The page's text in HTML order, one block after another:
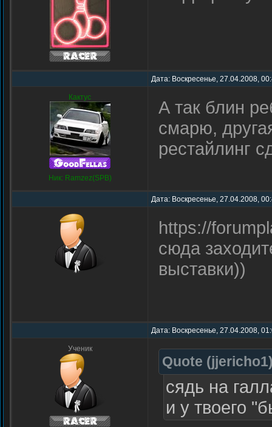
Дата: Воскресенье, 27.04.2008,
Кактус
Ник: Ramzez(SPB)
А так блин
смарю,
рестайлинг
Дата: Воскресенье, 27.04.2008,
https://
сюда
выставки))
Дата: Воскресенье, 27.04.2008,
Ученик
Quote (jjericho1
сядь на
и у твоего